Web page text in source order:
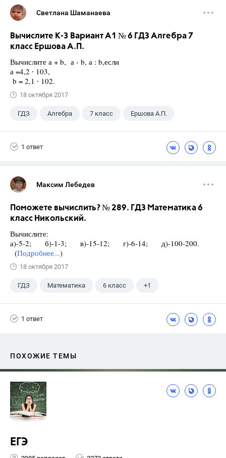
Светлана Шаманаева
Вычислите К-3 Вариант А1 № 6 ГДЗ Алгебра 7
класс Ершова А.П.
Вычислите а + b, а - b, а : b,если
а =4,2 ∙ 103,
b = 2,1 ∙ 102.
18 октября 2017
ГДЗ Алгебра 7 класс Ершова А.П.
1 ответ
Максим Лебедев
Поможете вычислить? № 289. ГДЗ Математика 6
класс Никольский.
Вычислите:
а)-5-2; б)-1-3; в)-15-12; г)-6-14; д)-100-200.
(Подробнее...)
18 октября 2017
ГДЗ Математика 6 класс +1
1 ответ
ПОХОЖИЕ ТЕМЫ
ЕГЭ